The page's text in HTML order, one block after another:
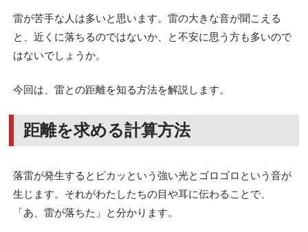
雷が苦手な人は多いと思います。雷の大きな音が聞こえる
と、近くに落ちるのではないか、と不安に思う方も多いので
はないでしょうか。
今回は、雷との距離を知る方法を解説します。
距離を求める計算方法
落雷が発生するとピカッという強い光とゴロゴロという音が
生じます。それがわたしたちの目や耳に伝わることで、
「あ、雷が落ちた」と分かります。